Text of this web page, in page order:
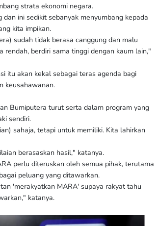
strata ekonomi negara.
ini sedikit sebanyak menyumbang kepada
kita impikan.
sudah tidak berasa canggung dan malu
berdiri sama tinggi dengan kaum lain,"
itu akan kekal sebagai teras agenda bagi
keusahawanan.
Bumiputera turut serta dalam program yang
sendiri.
sahaja, tetapi untuk memiliki. Kita lahirkan
berasaskan hasil," katanya.
perlu diteruskan oleh semua pihak, terutama
peluang yang ditawarkan.
'merakyatkan MARA' supaya rakyat tahu
katanya.